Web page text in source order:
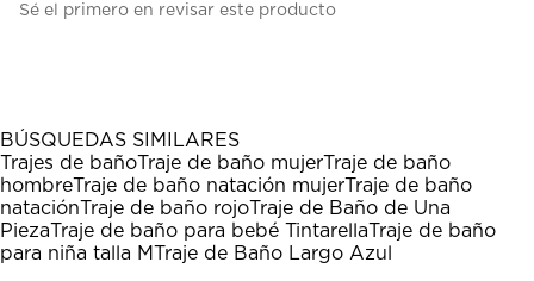
para
1
estrella
Esta
acción
abrirá
el
formulario
para
estrellas.
Esta
acción
abrirá
el
formulario
para
estrellas.
Esta
acción
abrirá
el
formulario
para
estrellas.
Esta
acción
abrirá
el
formulario
para
estrellas.
Esta
acción
abrirá
el
formulario
Sé el primero en revisar este producto
BÚSQUEDAS SIMILARES
Trajes de bañoTraje de baño mujerTraje de baño
hombreTraje de baño natación mujerTraje de baño
nataciónTraje de baño rojoTraje de Baño de Una
PiezaTraje de baño para bebé TintarellaTraje de baño
para niña talla M Traje de Baño Largo Azul